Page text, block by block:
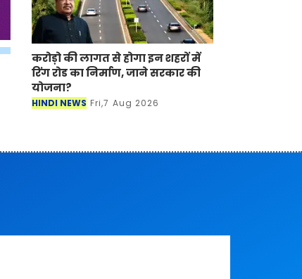
करोड़ो की लागत से होगा इन शहरों में
रिंग रोड का निर्माण, जाने सरकार की
योजना?
HINDI NEWS Fri,7 Aug 2026